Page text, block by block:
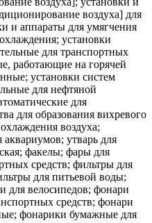
воздуха] для
и аппараты для умягчения
установки
для транспортных
работающие на горячей
установки систем
для нефтяной
для
для образования вихревого
воздуха;
утварь для
факелы; фары для
средств; фильтры для
для питьевой воды;
для велосипедов; фонари
средств; фонари
фонарики бумажные для